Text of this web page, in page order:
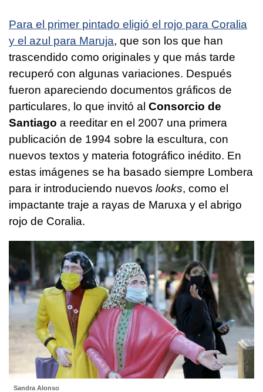
Para el primer pintado eligió el rojo para Coralia
y el azul para Maruja, que son los que han
trascendido como originales y que más tarde
recuperó con algunas variaciones. Después
fueron apareciendo documentos gráficos de
particulares, lo que invitó al Consorcio de
Santiago a reeditar en el 2007 una primera
publicación de 1994 sobre la escultura, con
nuevos textos y materia fotográfico inédito. En
estas imágenes se ha basado siempre Lombera
para ir introduciendo nuevos looks, como el
impactante traje a rayas de Maruxa y el abrigo
rojo de Coralia.
Sandra Alonso